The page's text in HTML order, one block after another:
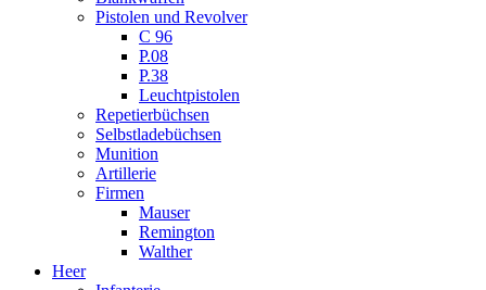
Pistolen und Revolver
C 96
P.08
P.38
Leuchtpistolen
Repetierbüchsen
Selbstladebüchsen
Munition
Artillerie
Firmen
Mauser
Remington
Walther
Heer